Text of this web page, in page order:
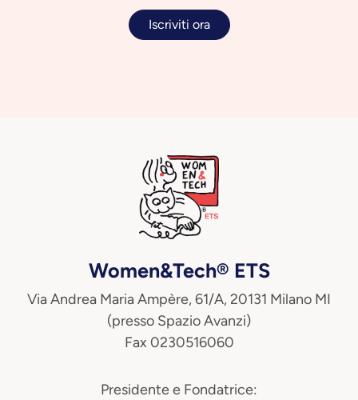
Iscriviti ora
Women&Tech® ETS
Via Andrea Maria Ampère, 61/A, 20131 Milano MI
(presso Spazio Avanzi)
Fax 0230516060
Presidente e Fondatrice: